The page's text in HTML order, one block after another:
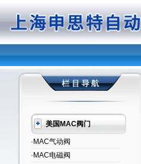
美国MAC阀门
·MAC气动阀
·MAC电磁阀